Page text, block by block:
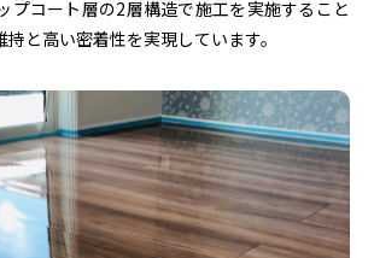
プコート層の2層構造で施工を実施すること
と高い密着性を実現しています。